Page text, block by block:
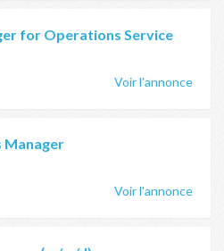
for Operations Service
Voir l'annonce
Manager
Voir l'annonce